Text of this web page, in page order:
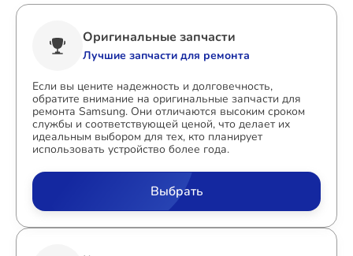
Оригинальные запчасти
Лучшие запчасти для ремонта
Если вы цените надежность и долговечность,
обратите внимание на оригинальные запчасти для
ремонта Samsung. Они отличаются высоким сроком
службы и соответствующей ценой, что делает их
идеальным выбором для тех, кто планирует
использовать устройство более года.
Выбрать